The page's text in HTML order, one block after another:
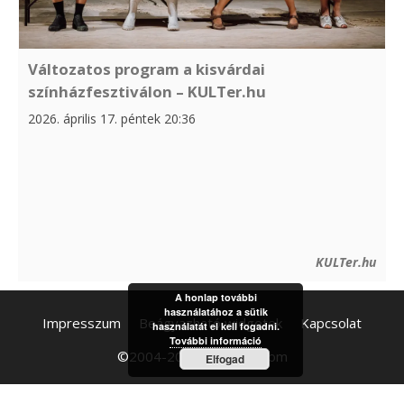
Változatos program a kisvárdai
színházfesztiválon – KULTer.hu
2026. április 17. péntek 20:36
KULTer.hu
Impresszum Beágyazható widgetek
Kapcsolat
©2004-2026 hirolvaso.com
A honlap további
használatához a sütik
használatát el kell fogadni.
További információ
Elfogad